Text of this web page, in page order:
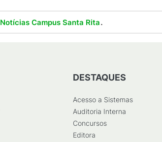
Notícias Campus Santa Rita.
DESTAQUES
Acesso a Sistemas
Auditoria Interna
Concursos
Editora